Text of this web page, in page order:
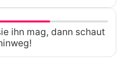
ihn mag, dann schaut